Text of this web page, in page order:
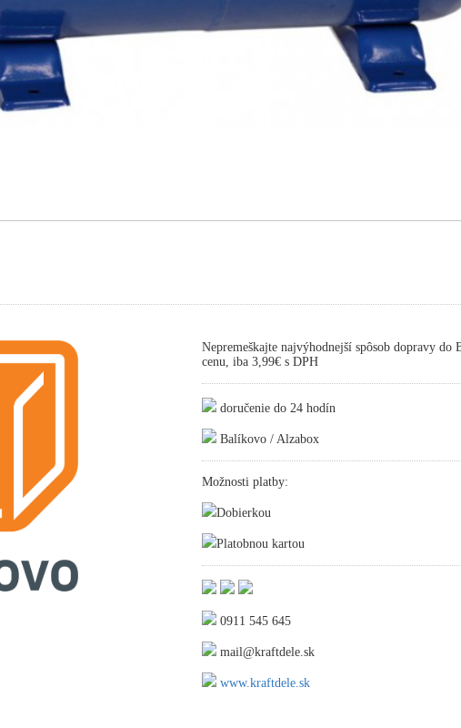
Nepremeškajte najvýhodnejší spôsob dopravy do
cenu, iba 3,99€ s DPH
doručenie do 24 hodín
Balíkovo / Alzabox
Možnosti platby:
Dobierkou
Platobnou kartou
0911 545 645
mail@kraftdele.sk
www.kraftdele.sk